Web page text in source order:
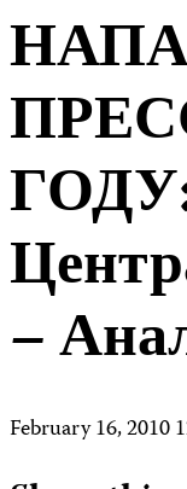
–
February 16, 2010